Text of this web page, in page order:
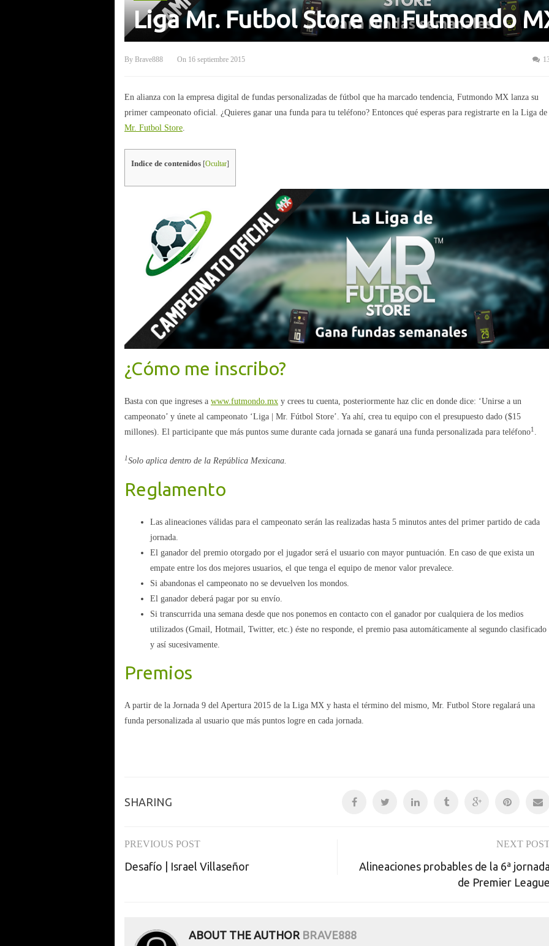
Liga Mr. Futbol Store en Futmondo
By Brave888 On 16 septiembre 2015
En alianza con la empresa digital de fundas personalizadas de fútbol que ha marcado tendencia, Futmondo MX lanza su
primer campeonato oficial. ¿Quieres ganar una funda para tu teléfono? Entonces qué esperas para registrarte en la Liga de
Mr. Futbol Store.
Indice de contenidos [Ocultar]
¿Cómo me inscribo?
Basta con que ingreses a www.futmondo.mx y crees tu cuenta, posteriormente haz clic en donde dice: ‘Unirse a un
campeonato’ y únete al campeonato ‘Liga | Mr. Fútbol Store’. Ya ahí, crea tu equipo con el presupuesto dado ($15
millones). El participante que más puntos sume durante cada jornada se ganará una funda personalizada para teléfono1 .
1Solo aplica dentro de la República Mexicana.
Reglamento
Las alineaciones válidas para el campeonato serán las realizadas hasta 5 minutos antes del primer partido de cada
jornada.
El ganador del premio otorgado por el jugador será el usuario con mayor puntuación. En caso de que exista un
empate entre los dos mejores usuarios, el que tenga el equipo de menor valor prevalece.
Si abandonas el campeonato no se devuelven los mondos.
El ganador deberá pagar por su envío.
Si transcurrida una semana desde que nos ponemos en contacto con el ganador por cualquiera de los medios
utilizados (Gmail, Hotmail, Twitter, etc.) éste no responde, el premio pasa automáticamente al segundo clasificado
y así sucesivamente.
Premios
A partir de la Jornada 9 del Apertura 2015 de la Liga MX y hasta el término del mismo, Mr. Futbol Store regalará una
funda personalizada al usuario que más puntos logre en cada jornada.
SHARING
Post
PREVIOUS POST
Desafío | Israel Villaseñor
NEXT
Alineaciones probables de la 6ª jornada
de Premier League
ABOUT THE AUTHOR BRAVE888